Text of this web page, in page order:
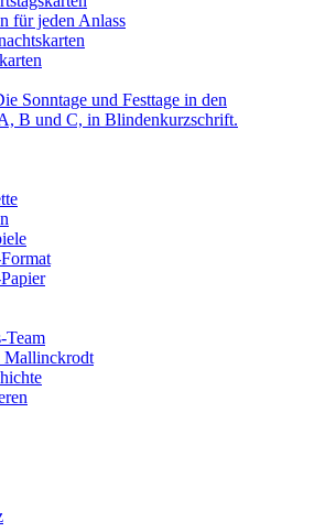
für jeden Anlass
Sonntage und Festtage in den
B und C, in Blindenkurzschrift.
Team
Mallinckrodt